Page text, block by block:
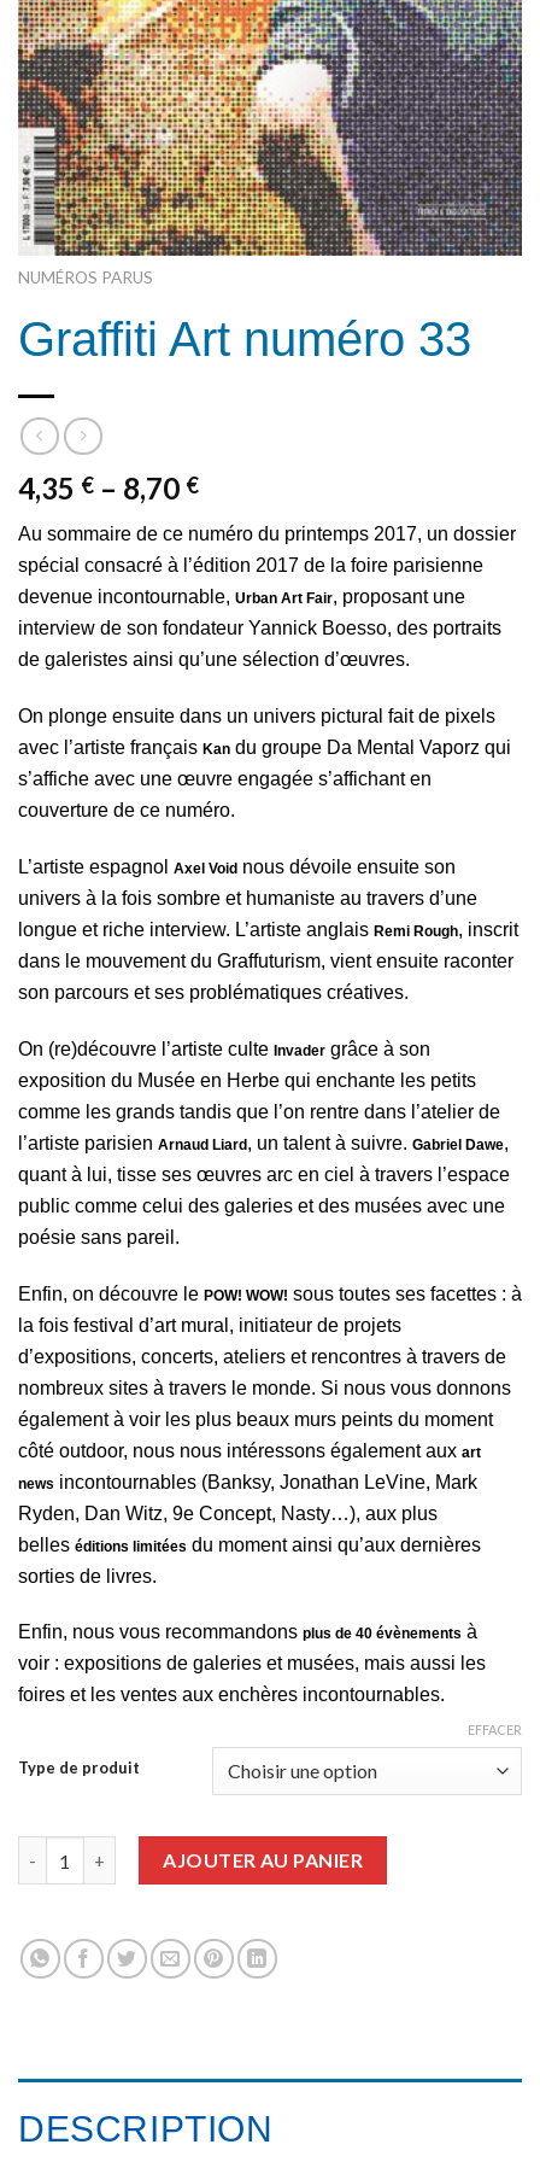
NUMÉROS PARUS
Graffiti Art numéro 33
4,35 € – 8,70 €
Au sommaire de ce numéro du printemps 2017, un dossier
spécial consacré à l’édition 2017 de la foire parisienne
devenue incontournable, Urban Art Fair, proposant une
interview de son fondateur Yannick Boesso, des portraits
de galeristes ainsi qu’une sélection d’œuvres.
On plonge ensuite dans un univers pictural fait de pixels
avec l’artiste français Kan du groupe Da Mental Vaporz qui
s’affiche avec une œuvre engagée s’affichant en
couverture de ce numéro.
L’artiste espagnol Axel Void nous dévoile ensuite son
univers à la fois sombre et humaniste au travers d’une
longue et riche interview. L’artiste anglais Remi Rough, inscrit
dans le mouvement du Graffuturism, vient ensuite raconter
son parcours et ses problématiques créatives.
On (re)découvre l’artiste culte Invader grâce à son
exposition du Musée en Herbe qui enchante les petits
comme les grands tandis que l’on rentre dans l’atelier de
l’artiste parisien Arnaud Liard, un talent à suivre. Gabriel Dawe,
quant à lui, tisse ses œuvres arc en ciel à travers l’espace
public comme celui des galeries et des musées avec une
poésie sans pareil.
Enfin, on découvre le POW! WOW! sous toutes ses facettes : à
la fois festival d’art mural, initiateur de projets
d’expositions, concerts, ateliers et rencontres à travers de
nombreux sites à travers le monde. Si nous vous donnons
également à voir les plus beaux murs peints du moment
côté outdoor, nous nous intéressons également aux art
news incontournables (Banksy, Jonathan LeVine, Mark
Ryden, Dan Witz, 9e Concept, Nasty…), aux plus
belles éditions limitées du moment ainsi qu’aux dernières
sorties de livres.
Enfin, nous vous recommandons plus de 40 évènements à
voir : expositions de galeries et musées, mais aussi les
foires et les ventes aux enchères incontournables.
Type de produit
EFFACER
AJOUTER AU PANIER
DESCRIPTION